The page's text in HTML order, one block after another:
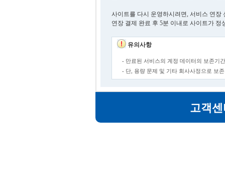
사이트를 다시 운영하시려면, 서비스 연장
연장 결제 완료 후 5분 이내로 사이트가 정
유의사항
- 만료된 서비스의 계정 데이터의 보존기
- 단, 용량 문제 및 기타 회사사정으로 보
고객